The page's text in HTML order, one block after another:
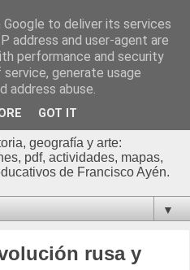
|
Geografía,
geografía y arte:
pdf, actividades, mapas,
de Francisco Ayén.
▼
rusa y
to deliver its services
address and user-agent are
performance and security
generate usage
address abuse.
GOT IT